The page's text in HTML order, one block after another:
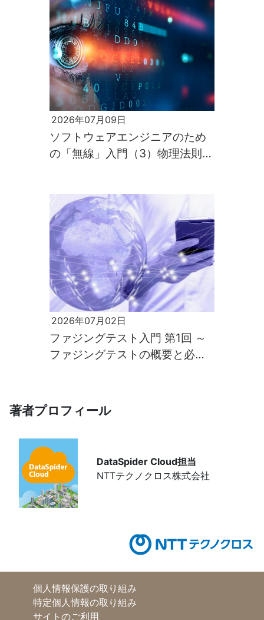
2026年07月09日
ソフトウェアエンジニアのため
の「無線」入門（3）物理法則が
2026年07月02日
ファジングテスト入門 第1回 ～
ファジングテストの概要と必要
著者プロフィール
DataSpider Cloud担当
NTTテクノクロス株式会社
個人情報保護の取り組み
特定個人情報の取り組み
サイトのご利用